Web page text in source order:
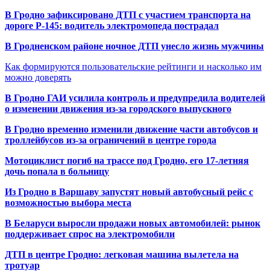
В Гродно зафиксировано ДТП с участием транспорта на
дороге Р-145: водитель электромопеда пострадал
В Гродненском районе ночное ДТП унесло жизнь мужчины
Как формируются пользовательские рейтинги и насколько им
можно доверять
В Гродно ГАИ усилила контроль и предупредила водителей
о изменении движения из-за городского выпускного
В Гродно временно изменили движение части автобусов и
троллейбусов из-за ограничений в центре города
Мотоциклист погиб на трассе под Гродно, его 17-летняя
дочь попала в больницу
Из Гродно в Варшаву запустят новый автобусный рейс с
возможностью выбора места
В Беларуси выросли продажи новых автомобилей: рынок
поддерживает спрос на электромобили
ДТП в центре Гродно: легковая машина вылетела на
тротуар